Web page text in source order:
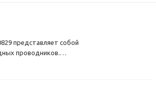
представляет собой
проводников.
5.